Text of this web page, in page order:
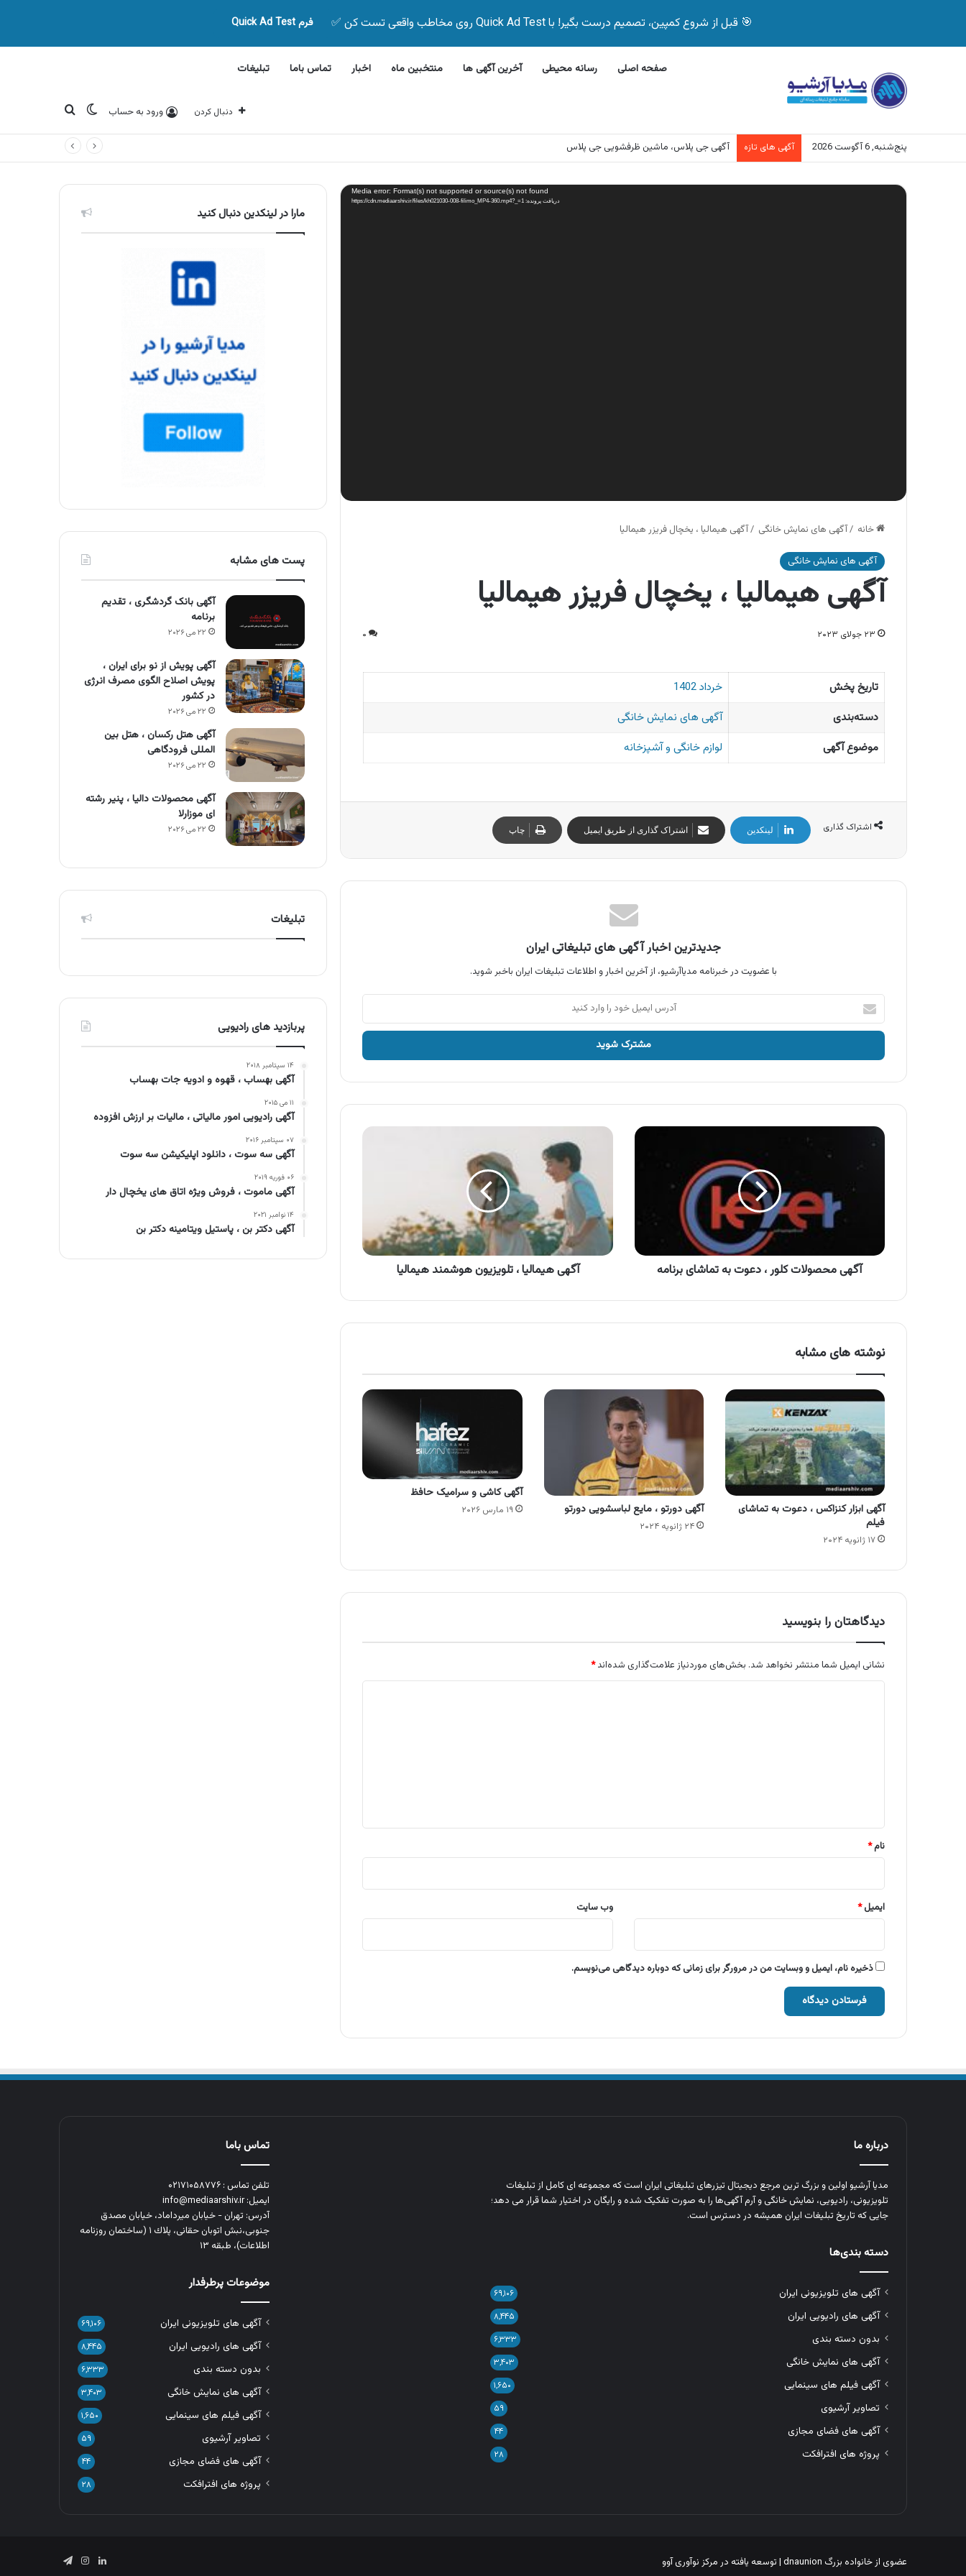
🎯 قبل از شروع کمپین، تصمیم درست بگیر! با Quick Ad Test روی مخاطب واقعی تست کن ✅ فرم Quick Ad Test
صفحه اصلی رسانه محیطی آخرین آگهی ها منتخبین ماه اخبار تماس باما تبلیغات
دنبال کردن ورود به حساب تغییر پوسته
جستجو برای
پنج‌شنبه, 6 آگوست 2026 آگهی های تازه آگهی بیمه دات کام، خرید آنلاین بیمه زیر ۵ دقیقه
نمایشگر
ویدیو Media error: Format(s) not supported or source(s) not found
دریافت پرونده: https://cdn.mediaarshiv.ir/files/kh021030-008-filimo_MP4-360.mp4?_=1
خانه /آگهی های نمایش خانگی /آگهی هیمالیا ، یخچال فریزر هیمالیا
آگهی های نمایش خانگی
آگهی هیمالیا ، یخچال فریزر هیمالیا
۲۳ جولای ۲۰۲۳ ۰
تاریخ پخش
خرداد 1402
دسته‌بندی
آگهی های نمایش خانگی
موضوع آگهی
لوازم خانگی و آشپزخانه
اشتراک گذاری لینکدین اشتراک گذاری از طریق ایمیل چاپ
جدیدترین اخبار آگهی های تبلیغاتی ایران
با عضویت در خبرنامه مدیاآرشیو، از آخرین اخبار و اطلاعات تبلیغات ایران باخبر شوید.
آدرس
ایمیل
خود
وارد
آگهی
محصولات
آگهی محصولات کلور ، دعوت به تماشای برنامه
آگهی
تلویزیون
هوشمند
هیمالیا
آگهی هیمالیا ، تلویزیون هوشمند هیمالیا
نوشته های مشابه
آگهی ابزار کنزاکس ، دعوت به تماشای
فیلم
۱۷ ژانویه ۲۰۲۴
آگهی دورتو ، مایع لباسشویی دورتو
۲۴ ژانویه ۲۰۲۴
آگهی کاشی و سرامیک حافظ
۱۹ مارس ۲۰۲۶
دیدگاهتان را بنویسید
نشانی ایمیل شما منتشر نخواهد شد. بخش‌های موردنیاز علامت‌گذاری شده‌اند*
نام*
ایمیل* وب‌ سایت
ذخیره نام، ایمیل و وبسایت من در مرورگر برای زمانی که دوباره دیدگاهی می‌نویسم.
مارا در لینکدین دنبال کنید
پست های مشابه
آگهی بانک گردشگری ، تقدیم
برنامه
۲۲ می ۲۰۲۶
آگهی پویش از نو برای ایران ،
پویش اصلاح الگوی مصرف انرژی
در کشور
۲۲ می ۲۰۲۶
آگهی هتل رکسان ، هتل بین
المللی فرودگاهی
۲۲ می ۲۰۲۶
آگهی محصولات دالیا ، پنیر رشته
ای موزارلا
۲۲ می ۲۰۲۶
تبلیغات
پربازدید های رادیویی
۱۴ سپتامبر ۲۰۱۸
آگهی بهساب ، قهوه و ادویه جات بهساب
۱۱ می ۲۰۱۵
آگهی رادیویی امور مالیاتی ، مالیات بر ارزش افزوده
۰۷ سپتامبر ۲۰۱۶
آگهی سه سوت ، دانلود اپلیکیشن سه سوت
۰۶ فوریه ۲۰۱۹
آگهی ماموت ، فروش ویژه اتاق های یخچال دار
۱۴ نوامبر ۲۰۲۱
آگهی دکتر بن ، پاستیل ویتامینه دکتر بن
درباره ما
مدیا آرشیو اولین و بزرگ‌ ترین مرجع دیجیتال تیزرهای تبلیغاتی ایران است که مجموعه‌ ای کامل از تبلیغات
تلویزیونی، رادیویی، نمایش خانگی و آرم‌ آگهی‌ها را به‌ صورت تفکیک‌ شده و رایگان در اختیار شما قرار می‌ دهد؛
جایی که تاریخ تبلیغات ایران همیشه در دسترس است.
دسته بندی‌ها
آگهی های تلویزیونی ایران ۶۹,۱۰۶
آگهی های رادیویی ایران ۸,۴۴۵
بدون دسته بندی ۶,۳۳۳
آگهی های نمایش خانگی ۳,۴۰۳
آگهی فیلم های سینمایی ۱,۶۵۰
تصاویر آرشیوی ۵۹
آگهی های فضای مجازی ۴۴
پروژه های افترافکت ۲۸
تماس باما
تلفن تماس : ۰۲۱۷۱۰۵۸۷۷۶
ایمیل: info@mediaarshiv.ir
آدرس: تهران - خیابان میرداماد، خیابان مصدق
جنوبی،نبش اتوبان حقانی، پلاك ١ (ساختمان روزنامه
اطلاعات)، طبقه ۱۳
موضوعات پرطرفدار
آگهی های تلویزیونی ایران ۶۹,۱۰۶
آگهی های رادیویی ایران ۸,۴۴۵
بدون دسته بندی ۶,۳۳۳
آگهی های نمایش خانگی ۳,۴۰۳
آگهی فیلم های سینمایی ۱,۶۵۰
تصاویر آرشیوی ۵۹
آگهی های فضای مجازی ۴۴
پروژه های افترافکت ۲۸
عضوی از خانواده بزرگ dnaunion | توسعه یافته در مرکز نوآوری آوو لینکدیناینستاگرام
تلگرام